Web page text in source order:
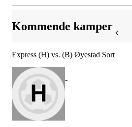
Kommende kamper
Express (H) vs. (B) Øyestad Sort
-